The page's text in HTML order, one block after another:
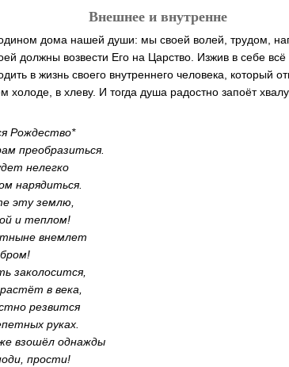
Внешнее и внутренне
дома нашей души: мы своей волей, трудом,
должны возвести Его на Царство. Изжив в себе
в жизнь своего внутреннего человека, который
холоде, в хлеву. И тогда душа радостно запоёт
Рождество*
преобразиться.
нелегко
нарядиться.
эту землю,
и теплом!
внемлет
заколосится,
в века,
резвится
руках.
взошёл однажды
прости!